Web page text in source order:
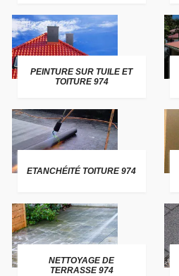
PEINTURE SUR TUILE ET
TOITURE 974
ETANCHÉITÉ TOITURE 974
NETTOYAGE DE
TERRASSE 974